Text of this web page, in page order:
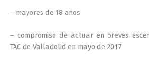
– mayores de 18 años
– compromiso de actuar en breves
TAC de Valladolid en mayo de 2017